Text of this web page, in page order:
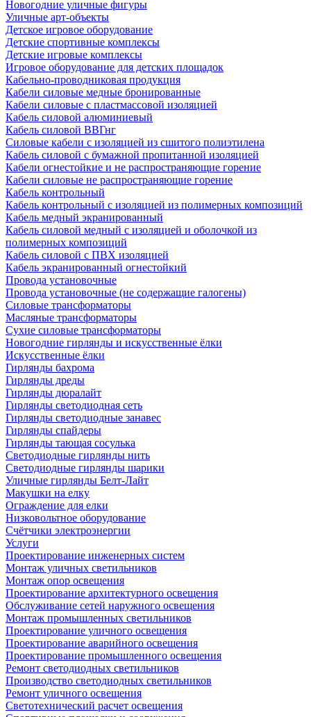
Новогодние уличные фигуры
Уличные арт-объекты
Детское игровое оборудование
Детские спортивные комплексы
Детские игровые комплексы
Игровое оборудование для детских площадок
Кабельно-проводниковая продукция
Кабели силовые медные бронированные
Кабели силовые с пластмассовой изоляцией
Кабель силовой алюминиевый
Кабель силовой ВВГнг
Силовые кабели с изоляцией из сшитого полиэтилена
Кабель силовой с бумажной пропитанной изоляцией
Кабели огнестойкие и не распространяющие горение
Кабели силовые не распространяющие горение
Кабель контрольный
Кабель контрольный с изоляцией из полимерных композиций
Кабель медный экранированный
Кабель силовой медный с изоляцией и оболочкой из
полимерных композиций
Кабель силовой с ПВХ изоляцией
Кабель экранированный огнестойкий
Провода установочные
Провода установочные (не содержащие галогены)
Силовые трансформаторы
Масляные трансформаторы
Сухие силовые трансформаторы
Новогодние гирлянды и искусственные ёлки
Искусственные ёлки
Гирлянды бахрома
Гирлянды дреды
Гирлянды дюралайт
Гирлянды светодиодная сеть
Гирлянды светодиодные занавес
Гирлянды спайдеры
Гирлянды тающая сосулька
Светодиодные гирлянды нить
Светодиодные гирлянды шарики
Уличные гирлянды Белт-Лайт
Макушки на елку
Ограждение для елки
Низковольтное оборудование
Счётчики электроэнергии
Услуги
Проектирование инженерных систем
Монтаж уличных светильников
Монтаж опор освещения
Проектирование архитектурного освещения
Обслуживание сетей наружного освещения
Монтаж промышленных светильников
Проектирование уличного освещения
Проектирование аварийного освещения
Проектирование промышленного освещения
Ремонт светодиодных светильников
Производство светодиодных светильников
Ремонт уличного освещения
Светотехнический расчет освещения